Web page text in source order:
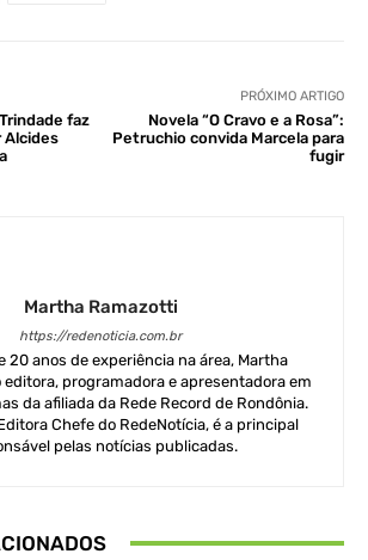
faz
Alcides
PRÓXIMO ARTIGO
Novela “O Cravo e a Rosa”:
Petruchio convida Marcela para
fugir
Martha Ramazotti
https://redenoticia.com.br
20 anos de experiência na área, Martha
programadora e apresentadora em
da afiliada da Rede Record de Rondônia.
Chefe do RedeNotícia, é a principal
pelas notícias publicadas.